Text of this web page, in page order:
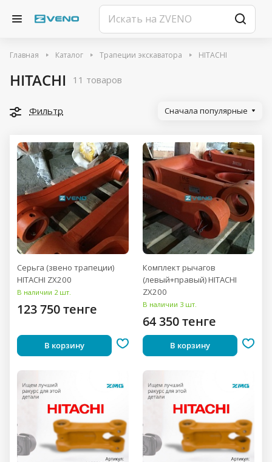
Главная Каталог Трапеции экскаватора HITACHI
HITACHI 11 товаров
Фильтр Сначала популярные
Серьга (звено трапеции)
HITACHI ZX200
В наличии 2 шт.
123 750 тенге
В корзину
Комплект рычагов
(левый+правый) HITACHI
ZX200
В наличии 3 шт.
64 350 тенге
В корзину